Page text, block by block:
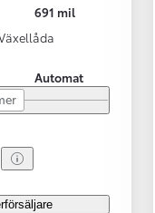
691 mil
Automat